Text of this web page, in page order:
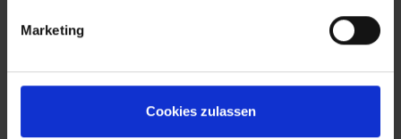
Marketing
Cookies zulassen
Stahlschrank kaufen: das C + P
Sortiment und seine
Wandelbarkeit